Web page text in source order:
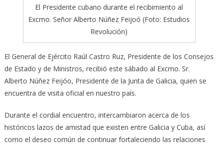
El Presidente cubano durante el recibimiento al
Excmo. Señor Alberto Núñez Feijoó (Foto: Estudios
Revolución)
El General de Ejército Raúl Castro Ruz, Presidente de los Consejos
de Estado y de Ministros, recibió este sábado al Excmo. Sr.
Alberto Núñez Feijóo, Presidente de la Junta de Galicia, quien se
encuentra de visita oficial en nuestro país.
Durante el cordial encuentro, intercambiaron acerca de los
históricos lazos de amistad que existen entre Galicia y Cuba, así
como el deseo común de continuar fortaleciendo las relaciones